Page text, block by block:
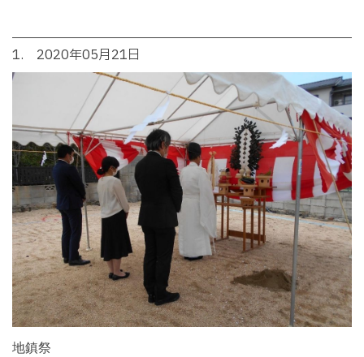
1. 2020年05月21日
地鎮祭